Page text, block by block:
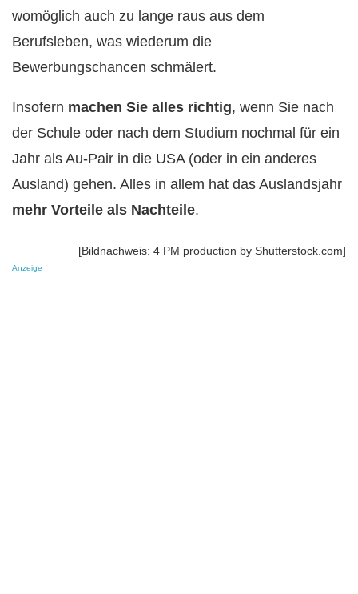
womöglich auch zu lange raus aus dem
Berufsleben, was wiederum die
Bewerbungschancen schmälert.
Insofern machen Sie alles richtig, wenn Sie nach
der Schule oder nach dem Studium nochmal für ein
Jahr als Au-Pair in die USA (oder in ein anderes
Ausland) gehen. Alles in allem hat das Auslandsjahr
mehr Vorteile als Nachteile.
[Bildnachweis: 4 PM production by Shutterstock.com]
Anzeige